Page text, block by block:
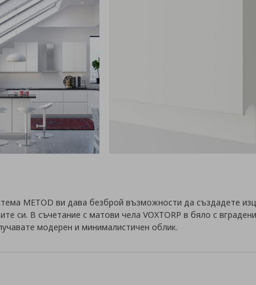
METOD ви дава безброй възможности да създадете
си. В съчетание с матови чела VOXTORP в бяло с вградени
модерен и минималистичен облик.